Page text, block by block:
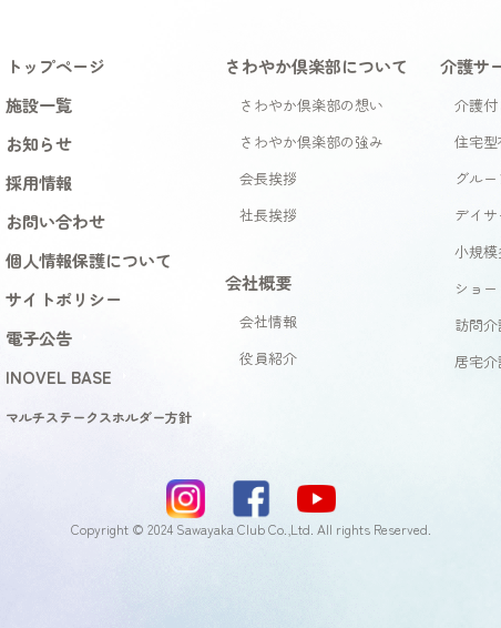
トップページ
施設一覧
お知らせ
採用情報
お問い合わせ
個人情報保護について
サイトポリシー
電子公告
INOVEL BASE
マルチステークスホルダー方針
さわやか倶楽部について
さわやか倶楽部の想い
さわやか倶楽部の強み
会長挨拶
社長挨拶
会社概要
会社情報
役員紹介
介護サ
介護付
住宅
グル
デイ
小規
ショ
訪問
居宅
Copyright © 2024 Sawayaka Club Co.,Ltd. All rights Reserved.